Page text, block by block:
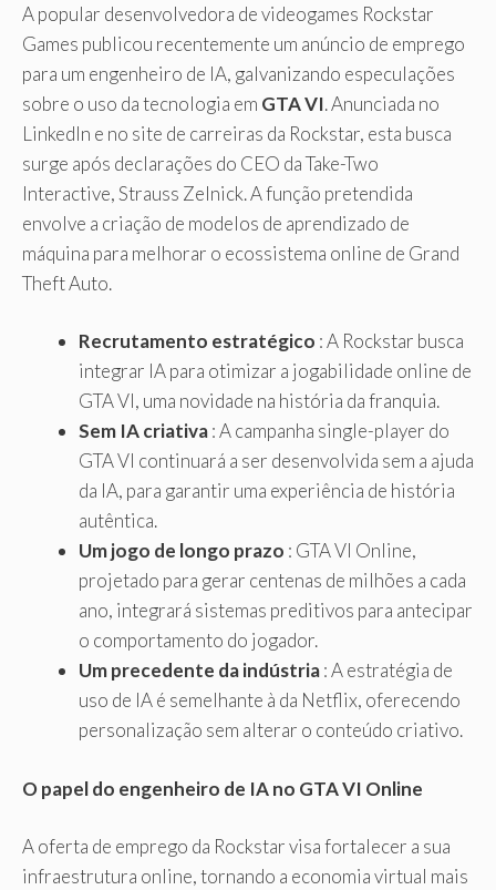
A popular desenvolvedora de videogames Rockstar
Games publicou recentemente um anúncio de emprego
para um engenheiro de IA, galvanizando especulações
sobre o uso da tecnologia em GTA VI. Anunciada no
LinkedIn e no site de carreiras da Rockstar, esta busca
surge após declarações do CEO da Take-Two
Interactive, Strauss Zelnick. A função pretendida
envolve a criação de modelos de aprendizado de
máquina para melhorar o ecossistema online de Grand
Theft Auto.
Recrutamento estratégico : A Rockstar busca
integrar IA para otimizar a jogabilidade online de
GTA VI, uma novidade na história da franquia.
Sem IA criativa: A campanha single-player do
GTA VI continuará a ser desenvolvida sem a ajuda
da IA, para garantir uma experiência de história
autêntica.
Um jogo de longo prazo : GTA VI Online,
projetado para gerar centenas de milhões a cada
ano, integrará sistemas preditivos para antecipar
o comportamento do jogador.
Um precedente da indústria: A estratégia de
uso de IA é semelhante à da Netflix, oferecendo
personalização sem alterar o conteúdo criativo.
O papel do engenheiro de IA no GTA VI Online
A oferta de emprego da Rockstar visa fortalecer a sua
infraestrutura online, tornando a economia virtual mais